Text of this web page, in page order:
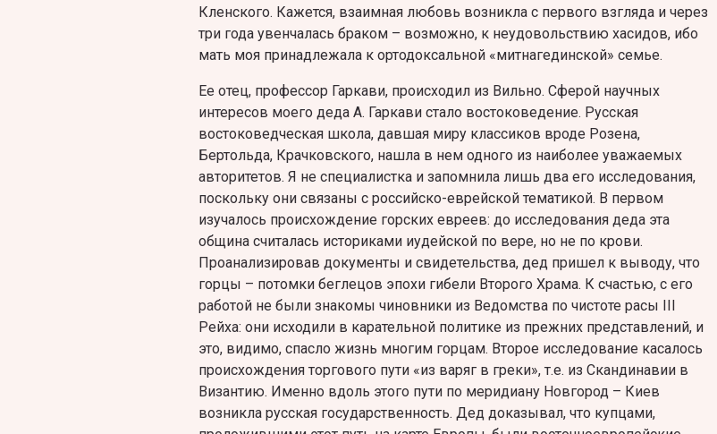
Кленского. Кажется, взаимная любовь возникла с первого взгляда и через
три года увенчалась браком – возможно, к неудовольствию хасидов, ибо
мать моя принадлежала к ортодоксальной «митнагединской» семье.
Ее отец, профессор Гаркави, происходил из Вильно. Сферой научных
интересов моего деда А. Гаркави стало востоковедение. Русская
востоковедческая школа, давшая миру классиков вроде Розена,
Бертольда, Крачковского, нашла в нем одного из наиболее уважаемых
авторитетов. Я не специалистка и запомнила лишь два его исследования,
поскольку они связаны с российско-еврейской тематикой. В первом
изучалось происхождение горских евреев: до исследования деда эта
община считалась историками иудейской по вере, но не по крови.
Проанализировав документы и свидетельства, дед пришел к выводу, что
горцы – потомки беглецов эпохи гибели Второго Храма. К счастью, с его
работой не были знакомы чиновники из Ведомства по чистоте расы III
Рейха: они исходили в карательной политике из прежних представлений, и
это, видимо, спасло жизнь многим горцам. Второе исследование касалось
происхождения торгового пути «из варяг в греки», т.е. из Скандинавии в
Византию. Именно вдоль этого пути по меридиану Новгород – Киев
возникла русская государственность. Дед доказывал, что купцами,